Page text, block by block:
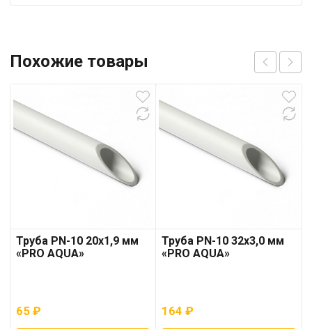
Похожие товары
Труба PN-10 20х1,9 мм
«PRO AQUA»
65 ₽
Труба PN-10 32х3,0 мм
«PRO AQUA»
164₽